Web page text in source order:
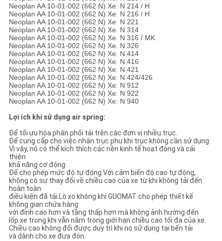
Neoplan AA 10-01-002 (662 N) Xe: N 214 / H
Neoplan AA 10-01-002 (662 N) Xe: N 216 / H
Neoplan AA 10-01-002 (662 N) Xe: N 221
Neoplan AA 10-01-002 (662 N) Xe: N 314
Neoplan AA 10-01-002 (662 N) Xe: N 316 / MK
Neoplan AA 10-01-002 (662 N) Xe: N 326
Neoplan AA 10-01-002 (662 N) Xe: N 414
Neoplan AA 10-01-002 (662 N) Xe: N 416
Neoplan AA 10-01-002 (662 N) Xe: N 421
Neoplan AA 10-01-002 (662 N) Xe: N 424/426
Neoplan AA 10-01-002 (662 N) Xe: N 912
Neoplan AA 10-01-002 (662 N) Xe: N 922
Neoplan AA 10-01-002 (662 N) Xe: N 940
Lợi ích khi sử dụng air spring:
Để tối ưu hóa phân phối tải trên các đơn vị nhiều trục.
Để cung cấp cho việc nhận trục phụ khi trục không cần sử dụng.
Vì vậy, nó có thể kích thích các nền kinh tế hoạt động và cải
thiện
khả năng cơ động.
Để cho phép mức độ tự động.Với cảm biến độ cao tự động,
không có sự thay đổi về chiều cao của xe từ khi không tải đến
hoàn toàn
điều kiện đã tải.Lò xo không khí GUOMAT cho phép thiết kế
không gian chứa hàng
với đỉnh cao hơn và tầng thấp hơn mà không ảnh hưởng đến
lốp xe trong khi vẫn nằm trong giới hạn chiều cao tối đa của xe.
Chiều cao không đổi được duy trì khi nó sử dụng tại bến tải
và dành cho xe đưa đón.